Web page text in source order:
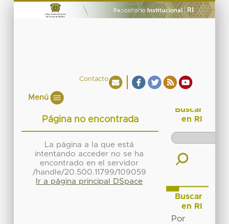
Contacto
Menú
Página no encontrada
La página a la que está
intentando acceder no se ha
encontrado en el servidor
/handle/20.500.11799/109059
Ir a página principal DSpace
Buscar
en RI
Buscar
en RI
Por